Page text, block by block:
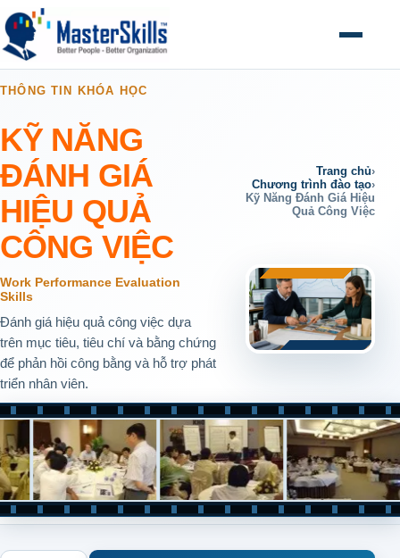
Mở menu
Trang chủ›
Chương trình đào tạo›
Kỹ Năng Đánh Giá Hiệu
Quả Công Việc
THÔNG TIN KHÓA HỌC
KỸ NĂNG
ĐÁNH GIÁ
HIỆU QUẢ
CÔNG VIỆC
Work Performance Evaluation
Skills
Đánh giá hiệu quả công việc dựa
trên mục tiêu, tiêu chí và bằng chứng
để phản hồi công bằng và hỗ trợ phát
triển nhân viên.